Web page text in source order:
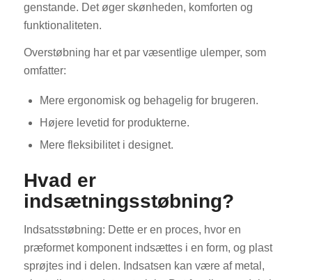
genstande. Det øger skønheden, komforten og
funktionaliteten.
Overstøbning har et par væsentlige ulemper, som
omfatter:
Mere ergonomisk og behagelig for brugeren.
Højere levetid for produkterne.
Mere fleksibilitet i designet.
Hvad er
indsætningsstøbning?
Indsatsstøbning: Dette er en proces, hvor en
præformet komponent indsættes i en form, og plast
sprøjtes ind i delen. Indsatsen kan være af metal,